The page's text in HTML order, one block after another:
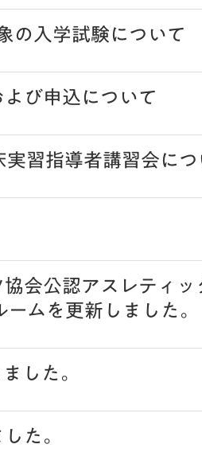
入学試験について
び申込について
習指導者講習会につ
会公認アスレティ
ムを更新しました。
した。
た。